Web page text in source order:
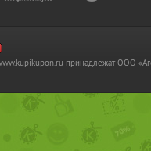
принадлежат OOO